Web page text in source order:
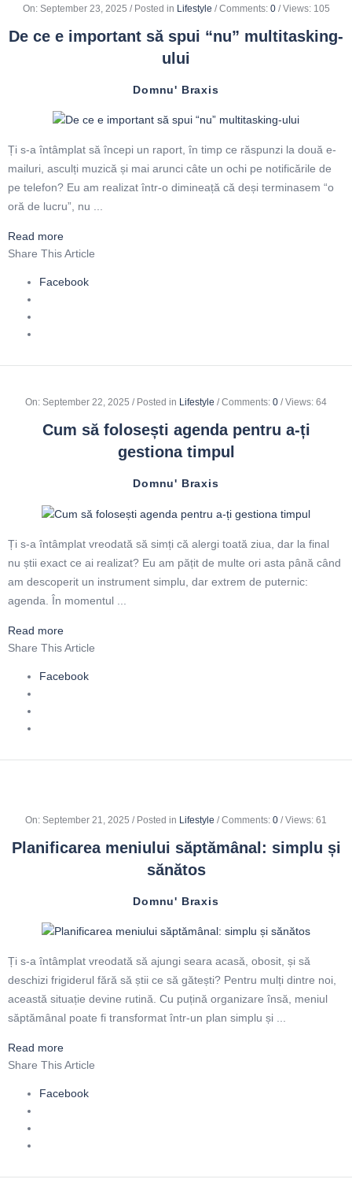
On: September 23, 2025 Posted in Lifestyle Comments: 0 Views: 105
De ce e important să spui “nu” multitasking-
ului
Domnu' Braxis
Ți s-a întâmplat să începi un raport, în timp ce răspunzi la două e-
mailuri, asculți muzică și mai arunci câte un ochi pe notificările de
pe telefon? Eu am realizat într-o dimineață că deși terminasem “o
oră de lucru”, nu ...
Read more
Share This Article
Facebook
On: September 22, 2025 Posted in Lifestyle Comments: 0 Views: 64
Cum să folosești agenda pentru a-ți
gestiona timpul
Domnu' Braxis
Ți s-a întâmplat vreodată să simți că alergi toată ziua, dar la final
nu știi exact ce ai realizat? Eu am pățit de multe ori asta până când
am descoperit un instrument simplu, dar extrem de puternic:
agenda. În momentul ...
Read more
Share This Article
Facebook
On: September 21, 2025 Posted in Lifestyle Comments: 0 Views: 61
Planificarea meniului săptămânal: simplu și
sănătos
Domnu' Braxis
Ți s-a întâmplat vreodată să ajungi seara acasă, obosit, și să
deschizi frigiderul fără să știi ce să gătești? Pentru mulți dintre noi,
această situație devine rutină. Cu puțină organizare însă, meniul
săptămânal poate fi transformat într-un plan simplu și ...
Read more
Share This Article
Facebook